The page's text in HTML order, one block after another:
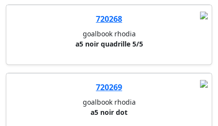
720268
goalbook rhodia
a5 noir quadrille 5/5
720269
goalbook rhodia
a5 noir dot